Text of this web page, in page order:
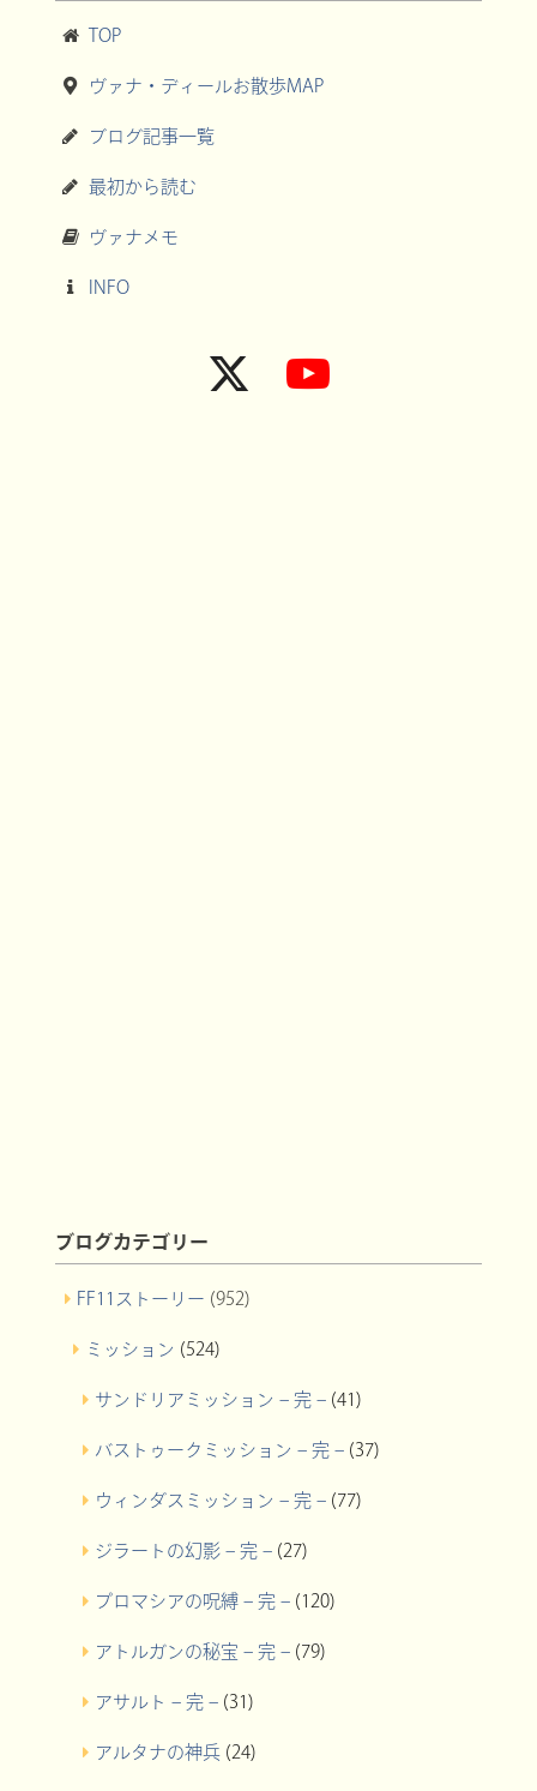
TOP
ヴァナ・ディールお散歩MAP
ブログ記事一覧
最初から読む
ヴァナメモ
INFO
ブログカテゴリー
FF11ストーリー (952)
ミッション (524)
サンドリアミッション – 完 –(41)
バストゥークミッション – 完 –(37)
ウィンダスミッション – 完 –(77)
ジラートの幻影 – 完 –(27)
プロマシアの呪縛 – 完 –(120)
アトルガンの秘宝 – 完 –(79)
アサルト – 完 –(31)
アルタナの神兵(24)